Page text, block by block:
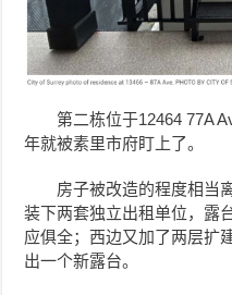
第二栋位于12464 77A
年就被素里市府盯上了。
房子被改造的程度相当
装下两套独立出租单位，露
应俱全；西边又加了两层扩
出一个新露台。